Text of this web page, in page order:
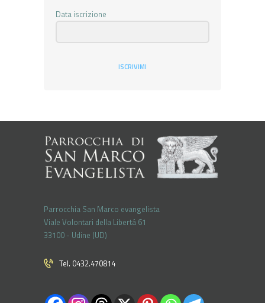
Data iscrizione
ISCRIVIMI
Parrocchia San Marco evangelista
Viale Volontari della Libertá 61
33100 - Udine (UD)
Tel. 0432.470814